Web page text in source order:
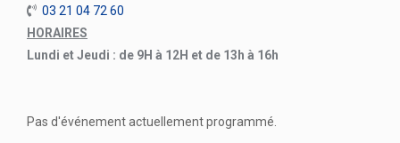
03 21 04 72 60
HORAIRES
Lundi et Jeudi : de 9H à 12H et de 13h à 16h
Pas d'événement actuellement programmé.